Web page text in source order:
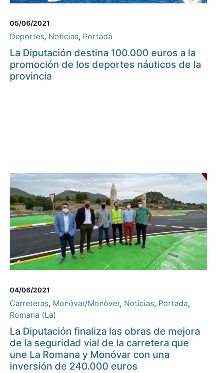
05/06/2021
Deportes, Noticias, Portada
La Diputación destina 100.000 euros a la
promoción de los deportes náuticos de la
provincia
04/06/2021
Carreteras, Monóvar/Monòver, Noticias, Portada,
Romana (La)
La Diputación finaliza las obras de mejora
de la seguridad vial de la carretera que
une La Romana y Monóvar con una
inversión de 240.000 euros